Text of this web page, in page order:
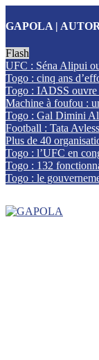
GAPOLA |
Flash
UFC : Séna Alipui
Togo : cinq ans
Togo : IADSS ouvre
Machine à foufou :
Togo : Gal Dimini
Football : Tata
Plus de 40
Togo : l’UFC en
Togo : 132
Togo : le